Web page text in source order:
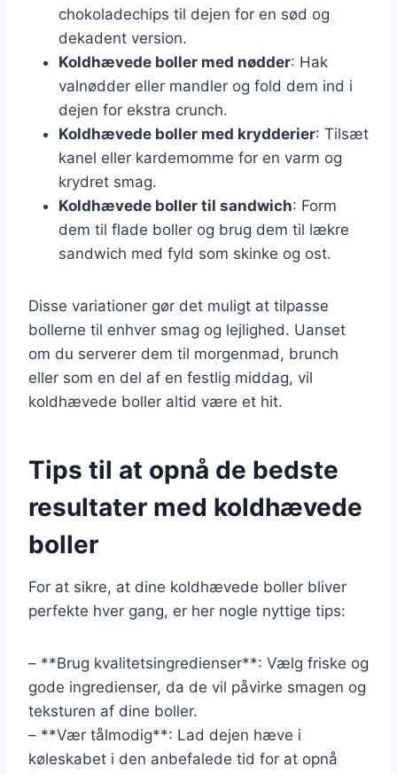
chokoladechips til dejen for en sød og
dekadent version.
Koldhævede boller med nødder: Hak
valnødder eller mandler og fold dem ind i
dejen for ekstra crunch.
Koldhævede boller med krydderier: Tilsæt
kanel eller kardemomme for en varm og
krydret smag.
Koldhævede boller til sandwich: Form
dem til flade boller og brug dem til lækre
sandwich med fyld som skinke og ost.
Disse variationer gør det muligt at tilpasse
bollerne til enhver smag og lejlighed. Uanset
om du serverer dem til morgenmad, brunch
eller som en del af en festlig middag, vil
koldhævede boller altid være et hit.
Tips til at opnå de bedste
resultater med koldhævede
boller
For at sikre, at dine koldhævede boller bliver
perfekte hver gang, er her nogle nyttige tips:
– **Brug kvalitetsingredienser**: Vælg friske og
gode ingredienser, da de vil påvirke smagen og
teksturen af dine boller.
– **Vær tålmodig**: Lad dejen hæve i
køleskabet i den anbefalede tid for at opnå